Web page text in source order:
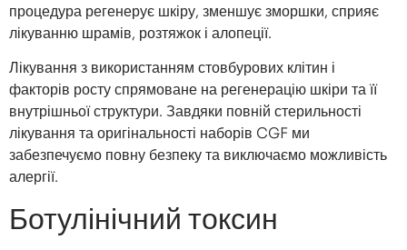
процедура регенерує шкіру, зменшує зморшки, сприяє
лікуванню шрамів, розтяжок і алопеції.
Лікування з використанням стовбурових клітин і
факторів росту спрямоване на регенерацію шкіри та її
внутрішньої структури. Завдяки повній стерильності
лікування та оригінальності наборів CGF ми
забезпечуємо повну безпеку та виключаємо можливість
алергії.
Ботулінічний токсин